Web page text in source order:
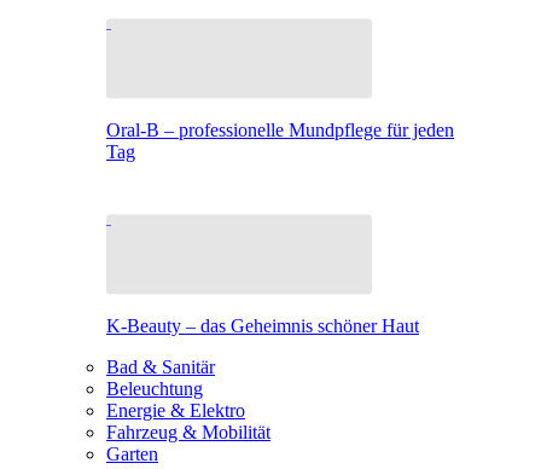
Oral-B – professionelle Mundpflege für jeden
Tag
K-Beauty – das Geheimnis schöner Haut
Bad & Sanitär
Beleuchtung
Energie & Elektro
Fahrzeug & Mobilität
Garten